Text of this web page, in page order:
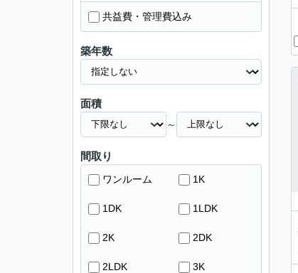
共益費・管理費込み
築年数
面積
～
間取り
ワンルーム 1K
1DK 1LDK
2K 2DK
2LDK 3K